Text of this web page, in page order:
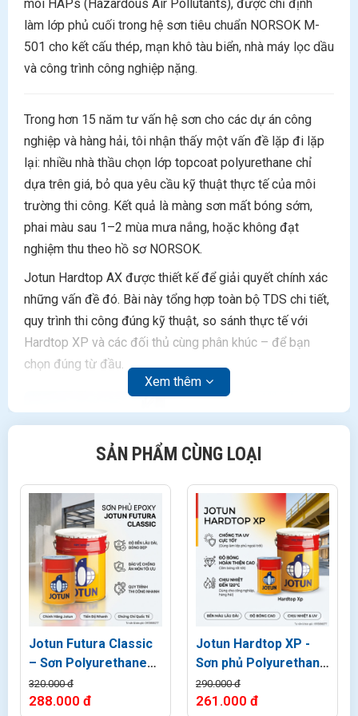
môi HAPs (Hazardous Air Pollutants), được chỉ định
làm lớp phủ cuối trong hệ sơn tiêu chuẩn NORSOK M-
501 cho kết cấu thép, mạn khô tàu biển, nhà máy lọc dầu
và công trình công nghiệp nặng.
Trong hơn 15 năm tư vấn hệ sơn cho các dự án công
nghiệp và hàng hải, tôi nhận thấy một vấn đề lặp đi lặp
lại: nhiều nhà thầu chọn lớp topcoat polyurethane chỉ
dựa trên giá, bỏ qua yêu cầu kỹ thuật thực tế của môi
trường thi công. Kết quả là màng sơn mất bóng sớm,
phai màu sau 1–2 mùa mưa nắng, hoặc không đạt
nghiệm thu theo hồ sơ NORSOK.
Jotun Hardtop AX được thiết kế để giải quyết chính xác
những vấn đề đó. Bài này tổng hợp toàn bộ TDS chi tiết,
quy trình thi công đúng kỹ thuật, so sánh thực tế với
Hardtop XP và các đối thủ cùng phân khúc – để bạn
chọn đúng từ đầu.
Jotun Hardtop AX - Sơn phủ PU Ngoài Trời Cho Kết Cấp Thép
Xem thêm
SẢN PHẨM CÙNG LOẠI
Jotun Futura Classic
– Sơn Polyurethane
Kết Cấu Sắt Thép Tàu
Biển
320.000 đ
288.000 đ
Jotun Hardtop XP -
Sơn phủ Polyurethane
(PU) ngoài trời
290.000 đ
261.000 đ